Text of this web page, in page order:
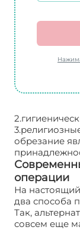
обрезание
операции
На
два способа
Так,
совсем еще